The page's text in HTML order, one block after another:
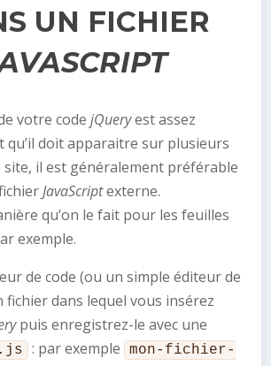
UN FICHIER
votre codejQueryest assez
qu’il doit apparaitre sur plusieurs
site, il est généralement préférable
JavaScriptexterne.
qu’on le fait pour les feuilles
exemple.
de code (ou un simple éditeur de
fichier dans lequel vous insérez
puis enregistrez-le avec une
.js : par exemple mon-fichier-